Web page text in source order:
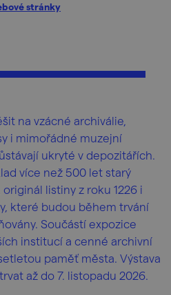
stránky
na vzácné archiválie,
i mimořádné muzejní
ukryté v depozitářích.
více než 500 let starý
listiny z roku 1226 i
které budou během trvání
Součástí expozice
institucí a cenné archivní
paměť města. Výstava
až do 7. listopadu 2026.